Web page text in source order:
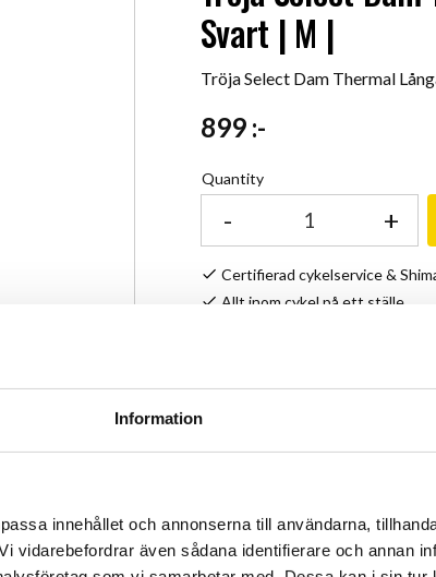
Information
innehållet och annonserna till användarna,
vidarebefordrar även sådana identifierare och annan
Svart | M |
Tröja Select Dam Thermal
899:-
Quantity
+
-
Certifierad cykelservice &
Allt inom cykel på ett ställe